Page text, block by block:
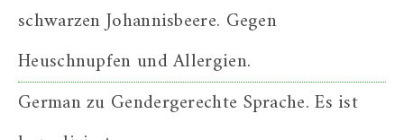
schwarzen Johannisbeere. Gegen
Heuschnupfen und Allergien.
Germanzu Gendergerechte Sprache. Es ist